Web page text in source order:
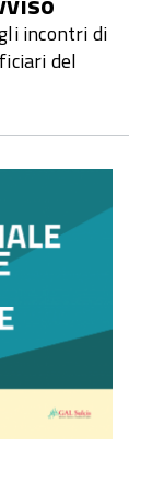
incontri di
del